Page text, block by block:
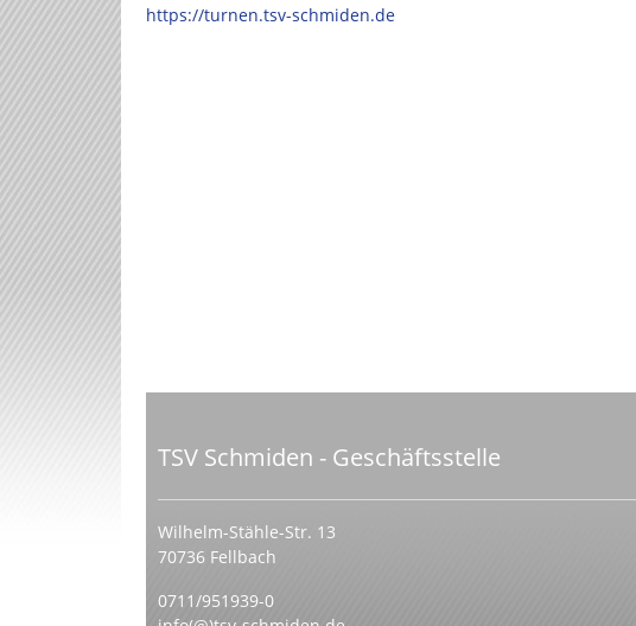
https://turnen.tsv-schmiden.de
TSV Schmiden - Geschäftsstelle
Wilhelm-Stähle-Str. 13
70736 Fellbach
0711/951939-0